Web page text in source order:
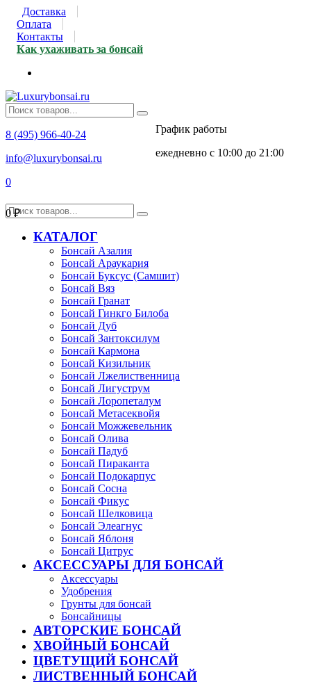
Доставка
Оплата
Контакты
Как ухаживать за бонсай
8 (495) 966-40-24
info@luxurybonsai.ru
График работы
ежедневно с 10:00 до 21:00
0
0₽
КАТАЛОГ
Бонсай Азалия
Бонсай Араукария
Бонсай Буксус (Самшит)
Бонсай Вяз
Бонсай Гранат
Бонсай Гинкго Билоба
Бонсай Дуб
Бонсай Зантоксилум
Бонсай Кармона
Бонсай Кизильник
Бонсай Лжелиственница
Бонсай Лигуструм
Бонсай Лоропеталум
Бонсай Метасеквойя
Бонсай Можжевельник
Бонсай Олива
Бонсай Падуб
Бонсай Пираканта
Бонсай Подокарпус
Бонсай Сосна
Бонсай Фикус
Бонсай Шелковица
Бонсай Элеагнус
Бонсай Яблоня
Бонсай Цитрус
АКСЕССУАРЫ ДЛЯ БОНСАЙ
Аксессуары
Удобрения
Грунты для бонсай
Бонсайницы
АВТОРСКИЕ БОНСАЙ
ХВОЙНЫЙ БОНСАЙ
ЦВЕТУЩИЙ БОНСАЙ
ЛИСТВЕННЫЙ БОНСАЙ